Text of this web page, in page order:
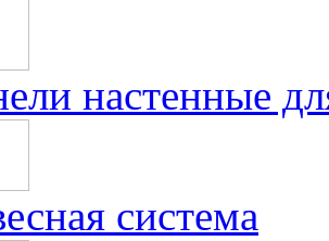
настенные
система